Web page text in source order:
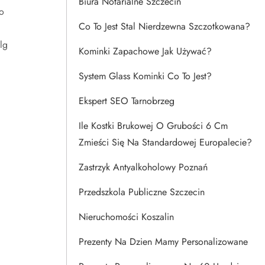
Co To Jest Stal Nierdzewna Szczotkowana?
Kominki Zapachowe Jak Używać?
System Glass Kominki Co To Jest?
Ekspert SEO Tarnobrzeg
Ile Kostki Brukowej O Grubości 6 Cm
Zmieści Się Na Standardowej Europalecie?
Zastrzyk Antyalkoholowy Poznań
Przedszkola Publiczne Szczecin
Nieruchomości Koszalin
Prezenty Na Dzien Mamy Personalizowane